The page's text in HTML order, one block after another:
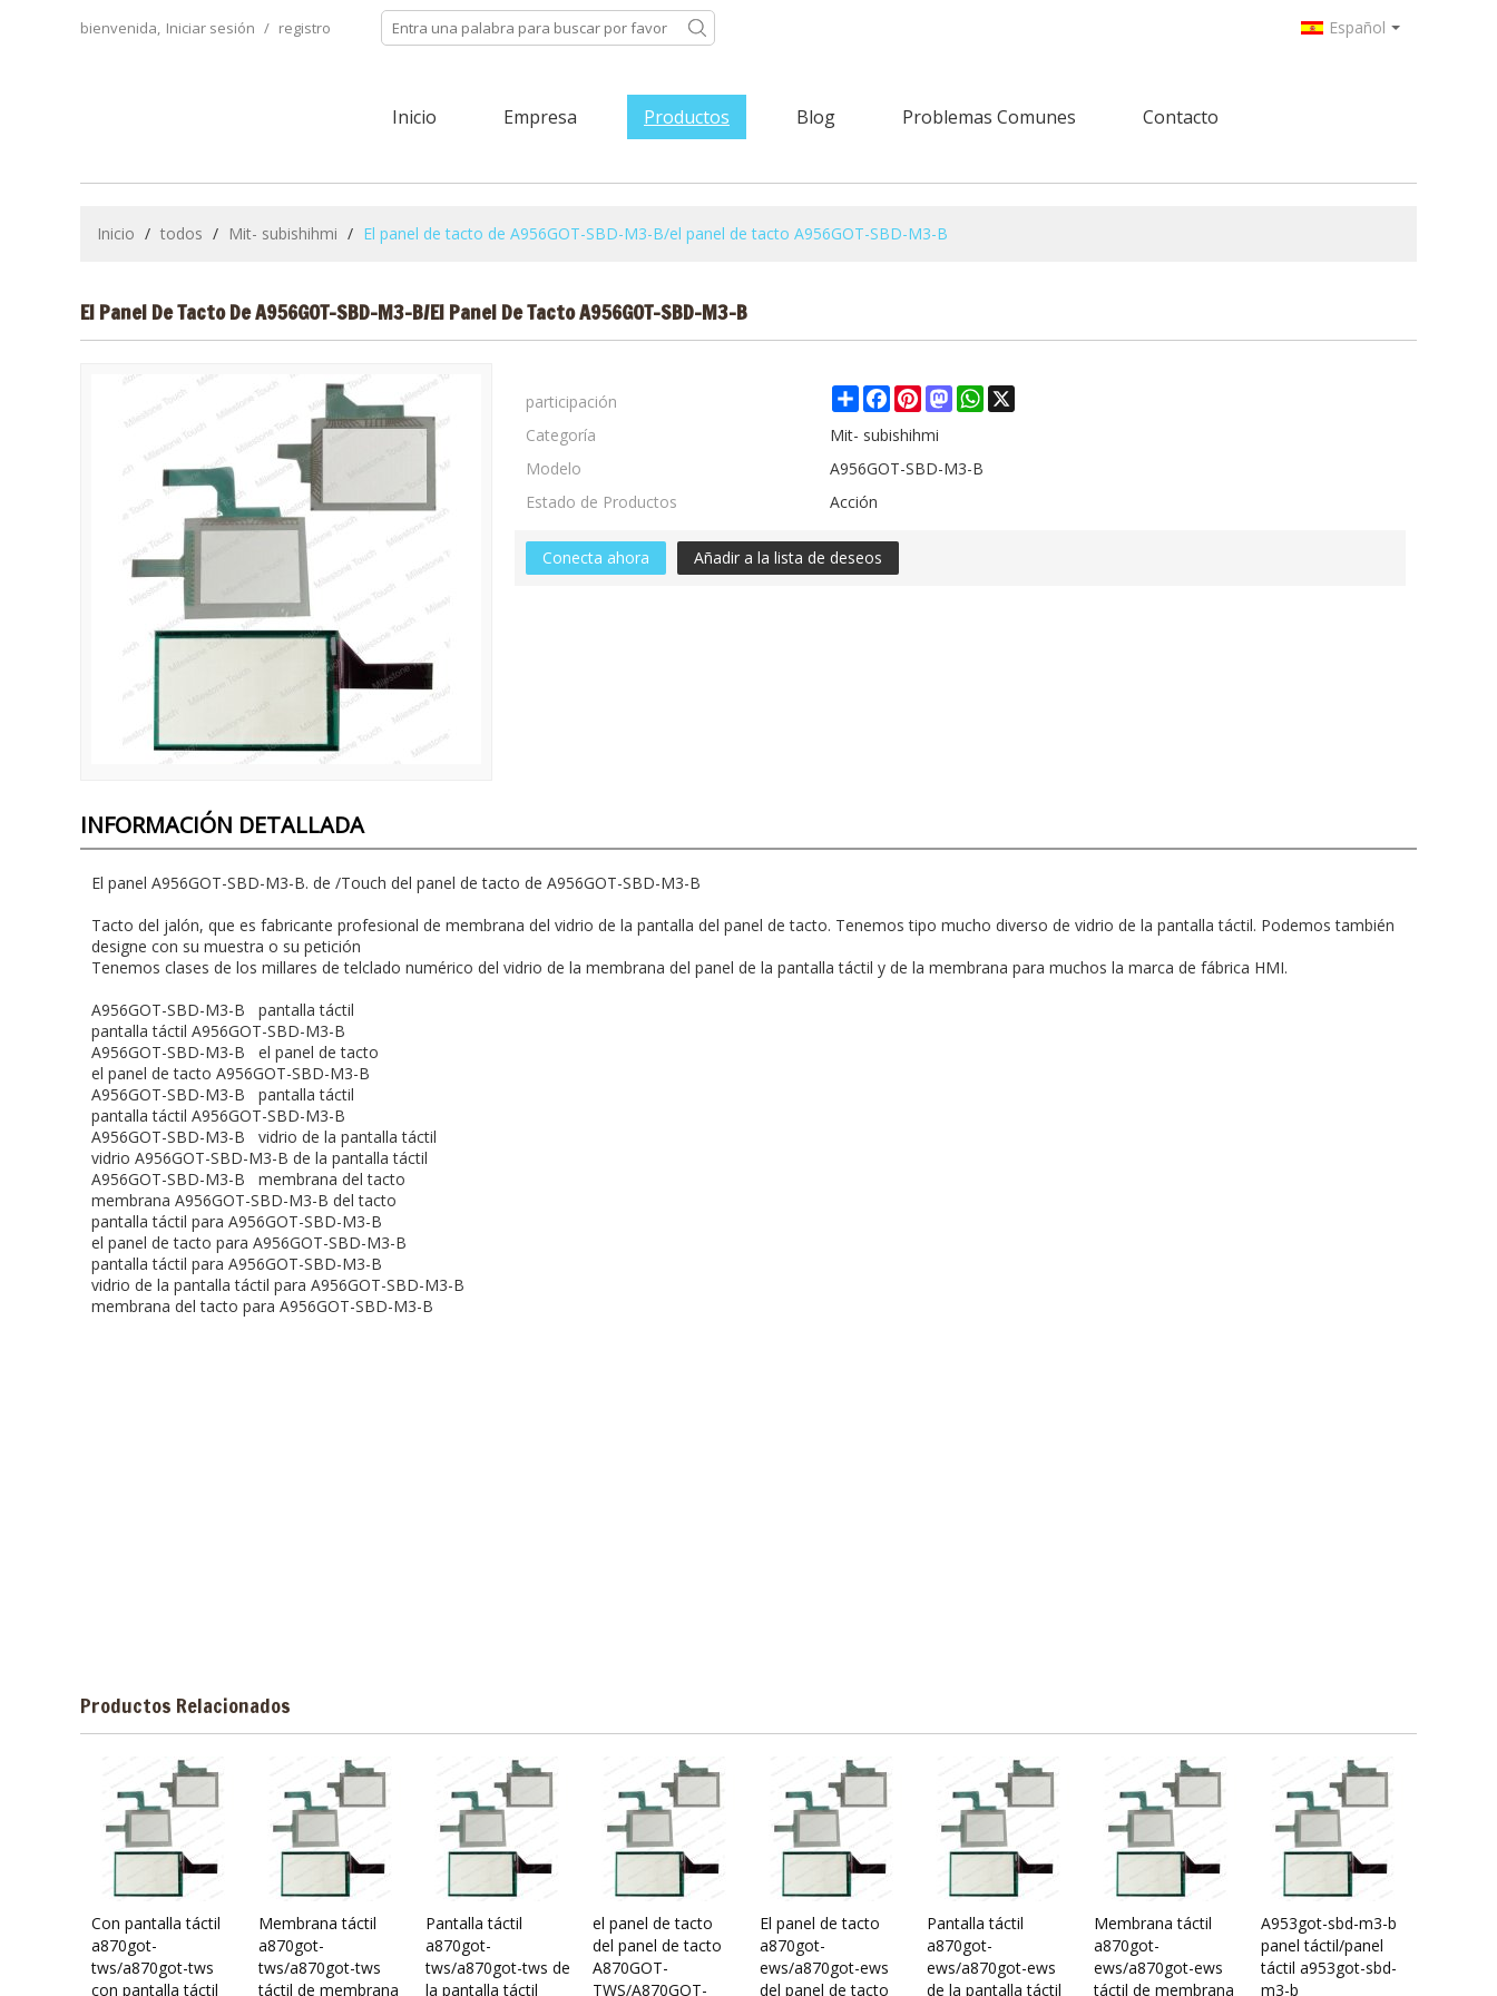
bienvenida, Iniciar sesión / registro Español
Inicio Empresa Productos Blog Problemas Comunes Contacto
Inicio / todos / Mit- subishihmi / El panel de tacto de A956GOT-SBD-M3-B/el panel de tacto A956GOT-SBD-M3-B
El Panel De Tacto De A956GOT-SBD-M3-B/el Panel De Tacto A956GOT-SBD-M3-B
participación ShareFacebook
PinterestMastodonWhatsApp
Categoría
Mit- subishihmi
Modelo
A956GOT-SBD-M3-B
Estado de Productos
Acción
Conecta ahora Añadir a la lista de deseos
INFORMACIÓN DETALLADA
El panel A956GOT-SBD-M3-B. de /Touch del panel de tacto de A956GOT-SBD-M3-B
Tacto del jalón, que es fabricante profesional de membrana del vidrio de la pantalla del panel de tacto. Tenemos tipo mucho diverso de vidrio de la pantalla táctil. Podemos también
designe con su muestra o su petición
Tenemos clases de los millares de telclado numérico del vidrio de la membrana del panel de la pantalla táctil y de la membrana para muchos la marca de fábrica HMI.
A956GOT-SBD-M3-B pantalla táctil
pantalla táctil A956GOT-SBD-M3-B
A956GOT-SBD-M3-B el panel de tacto
el panel de tacto A956GOT-SBD-M3-B
A956GOT-SBD-M3-B pantalla táctil
pantalla táctil A956GOT-SBD-M3-B
A956GOT-SBD-M3-B vidrio de la pantalla táctil
vidrio A956GOT-SBD-M3-B de la pantalla táctil
A956GOT-SBD-M3-B membrana del tacto
membrana A956GOT-SBD-M3-B del tacto
pantalla táctil para A956GOT-SBD-M3-B
el panel de tacto para A956GOT-SBD-M3-B
pantalla táctil para A956GOT-SBD-M3-B
vidrio de la pantalla táctil para A956GOT-SBD-M3-B
membrana del tacto para A956GOT-SBD-M3-B
Productos Relacionados
Con pantalla táctil
a870got-
tws/a870got-tws
con pantalla táctil
Membrana táctil
a870got-
tws/a870got-tws
táctil de membrana
Pantalla táctil
a870got-
tws/a870got-tws de
la pantalla táctil
el panel de tacto
del panel de tacto
A870GOT-
TWS/A870GOT-
El panel de tacto
a870got-
ews/a870got-ews
del panel de tacto
Pantalla táctil
a870got-
ews/a870got-ews
de la pantalla táctil
Membrana táctil
a870got-
ews/a870got-ews
táctil de membrana
A953got-sbd-m3-b
panel táctil/panel
táctil a953got-sbd-
m3-b